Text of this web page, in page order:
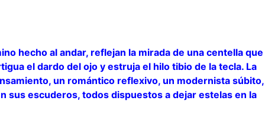
hecho al andar, reflejan la mirada de una centella que
el dardo del ojo y estruja el hilo tibio de la tecla. La
un romántico reflexivo, un modernista
sus escuderos, todos dispuestos a dejar estelas en la